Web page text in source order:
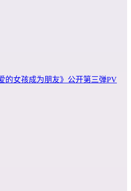
的女孩成为朋友》公开第三弹PV